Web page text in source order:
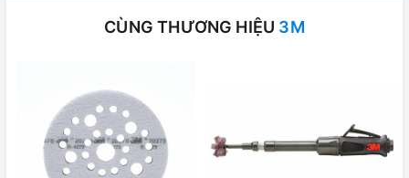
CÙNG THƯƠNG HIỆU 3M